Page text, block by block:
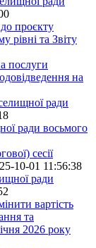
проєкту
рівні та Звіту
послуги
на
ради
ради восьмого
сесії
10-01 11:56:38
ради
вартість
та
2026 року